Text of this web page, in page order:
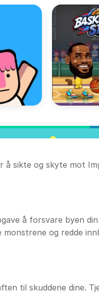
å sikte og skyte mot
å forsvare byen
og redde
til skuddene dine.